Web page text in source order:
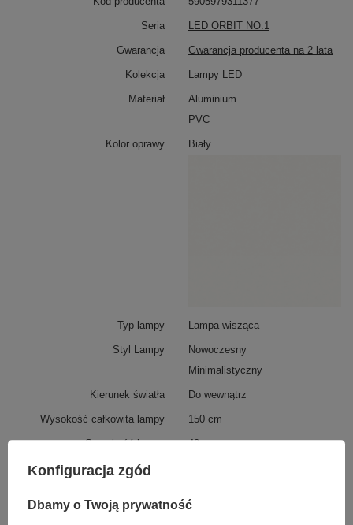
Dzięki uniwersalnej formie i wykończeniu w białym
macie, lampa Orbit No.1 świetnie odnajduje się w
nowoczesnych, jasnych i ponadczasowych
aranżacjach. Sprawdzi się jako:
Lampa LED nad stół do jadalni
Lampa sufitowa do salonu lub pokoju
Wysoka jakość wykonania i energooszczędna
Seria LED ORBIT NO.1
Gwarancja Gwarancja producenta na 2 lata
Kolekcja Lampy LED
Materiał
Aluminium
PVC
Kolor oprawy Biały
Typ lampy Lampa wisząca
Styl Lampy
Nowoczesny
Minimalistyczny
Kierunek światła Do wewnątrz
Wysokość całkowita lampy 150 cm
Szerokość lampy 40 cm
Regulacja wysokości
Konfiguracja zgód
Dbamy o Twoją prywatność